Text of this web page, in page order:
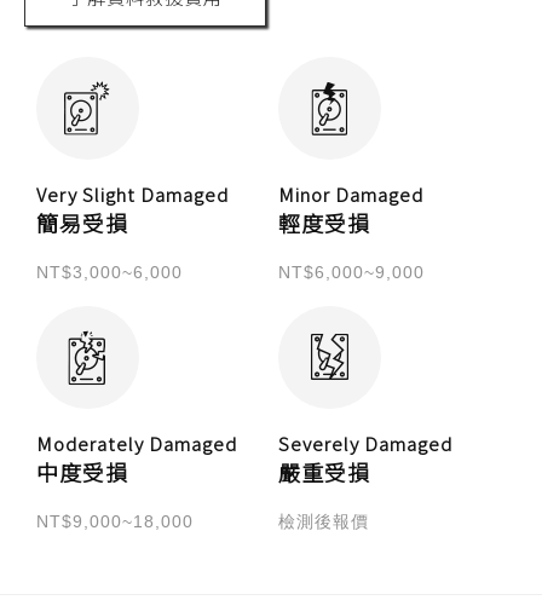
Very Slight Damaged
簡易受損
NT$3,000~6,000
Minor Damaged
輕度受損
NT$6,000~9,000
Moderately Damaged
中度受損
NT$9,000~18,000
Severely Damaged
嚴重受損
檢測後報價